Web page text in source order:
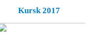
Kursk 2017